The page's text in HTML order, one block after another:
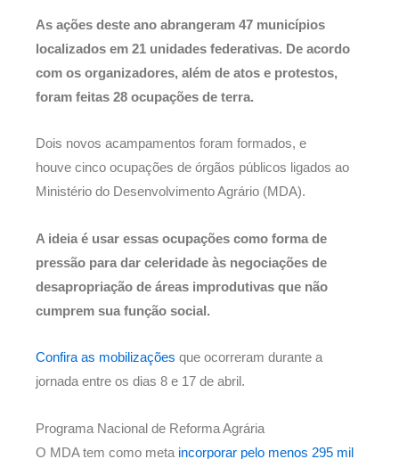
As ações deste ano abrangeram 47 municípios
localizados em 21 unidades federativas. De acordo
com os organizadores, além de atos e protestos,
foram feitas 28 ocupações de terra.
Dois novos acampamentos foram formados, e
houve cinco ocupações de órgãos públicos ligados ao
Ministério do Desenvolvimento Agrário (MDA).
A ideia é usar essas ocupações como forma de
pressão para dar celeridade às negociações de
desapropriação de áreas improdutivas que não
cumprem sua função social.
Confira as mobilizações que ocorreram durante a
jornada entre os dias 8 e 17 de abril.
Programa Nacional de Reforma Agrária
O MDA tem como meta incorporar pelo menos 295 mil